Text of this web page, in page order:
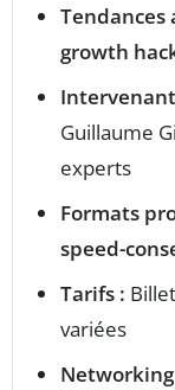
Tendances
growth
Guillaume
experts
Formats
speed-
Tarifs :
variées